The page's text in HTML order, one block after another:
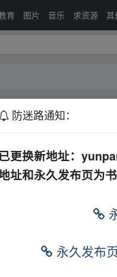
育 图片 音乐 求资源 其
其他 其他
防迷路通知：
更换新地址：
址和永久发布页为书
永久发布